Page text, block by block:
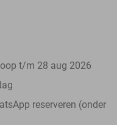
t/m 28 aug 2026
reserveren (onder